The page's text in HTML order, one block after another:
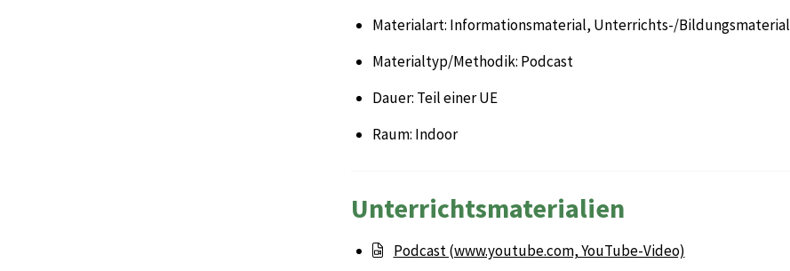
Materialart: Informationsmaterial, Unterrichts-/Bildungsmaterial
Materialtyp/Methodik: Podcast
Dauer: Teil einer UE
Raum: Indoor
Unterrichtsmaterialien
Podcast (www.youtube.com, YouTube-Video)